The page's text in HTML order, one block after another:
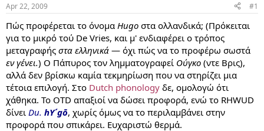
t
a
t
e
r
t
e
Apr 22, 2009 #1
Πώς προφέρεται το όνομα Hugo στα ολλανδικά; (Πρόκειται
για το μικρό τού De Vries, και μ' ενδιαφέρει ο τρόπος
μεταγραφής στα ελληνικά — όχι πώς να το προφέρω σωστά
εν γένει.) O Πάπυρος τον λημματογραφεί Ούγκο (ντε Βρις),
αλλά δεν βρίσκω καμία τεκμηρίωση που να στηρίζει μια
τέτοια επιλογή. Στο Dutch phonology δε, ομολογώ ότι
χάθηκα. Το OTD απαξιοί να δώσει προφορά, ενώ το RHWUD
δίνει Du. hY´gō, χωρίς όμως να το περιλαμβάνει στην
προφορά που σπικάρει. Ευχαριστώ θερμά.